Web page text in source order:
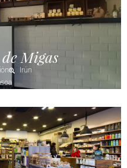
Migas
Irún